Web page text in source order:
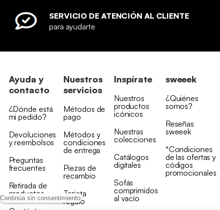
Continúa sin consentimiento
SERVICIO DE ATENCIÓN AL CLIENTE
para ayudarte
Ayuda y
contacto
¿Dónde está
mi pedido?
Devoluciones
y reembolsos
Preguntas
frecuentes
Retirada de
productos
Nuestros
servicios
Métodos de
pago
Métodos y
condiciones
de entrega
Piezas de
recambio
Tarjeta
regalo
Inspírate
Nuestros
productos
icónicos
Nuestras
colecciones
Catálogos
digitales
Sofás
comprimidos
al vacío
sweeek
¿Quiénes
somos?
Reseñas
sweeek
*Condiciones
de las ofertas y
códigos
promocionales